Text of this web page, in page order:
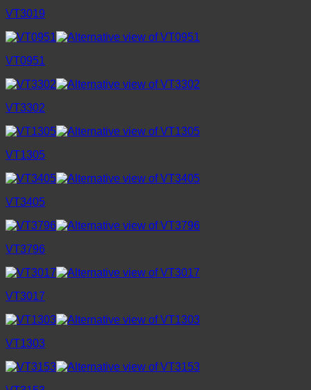
VT3019
VT0951
VT3302
VT1305
VT3405
VT3796
VT3017
VT1303